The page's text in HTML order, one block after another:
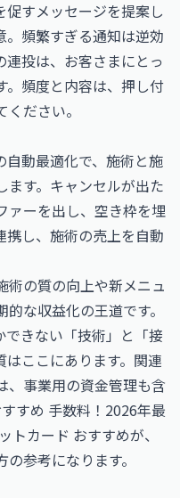
すメッセージを提案し
。頻繁すぎる通知は逆効
投は、お客さまにとっ
。頻度と内容は、押し付
ださい。
自動最適化で、施術と施
ます。キャンセルが出た
ァーを出し、空き枠を埋
携し、施術の売上を自動
術の質の向上や新メニュ
な収益化の王道です。
きない「技術」と「接
ここにあります。関連
、事業用の資金管理も含
すめ 手数料！2026年最
トカード おすすめが、
参考になります。